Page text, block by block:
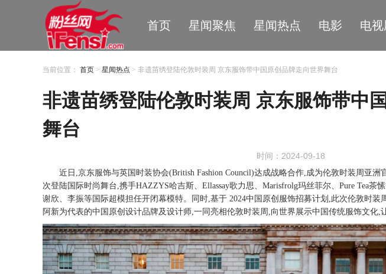
首页 星闻聚焦 星闻热点 电影 电视
当前位置： 首页 > 星闻热点 > 非遗苗绣登陆伦敦时装周 京东服饰带中国原创品牌走向世界舞台
非遗苗绣登陆伦敦时装周 京东服饰带中
舞台
时间：2024-09-18
近日 ,京东服饰与英国时装协会(British Fashion Council)达成战略合作,成为伦敦时装周亚
次登陆国际时尚舞台,携手HAZZYS哈吉斯、Ellassay歌力思、Marisfrolg玛丝菲尔、Pure Tea茶
谢欣、李振等国际超模担任开闭幕模特。同时,基于 2024中国原创服饰招募计划,此次伦敦时
阿新为代表的中国原创设计品牌及设计师,一同亮相伦敦时装周,向世界展示中国传统服饰文化,